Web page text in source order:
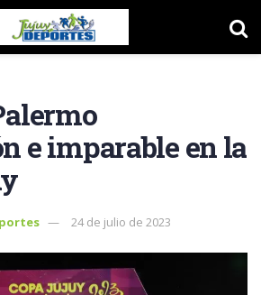
e imparable en la
24 de julio de 2023